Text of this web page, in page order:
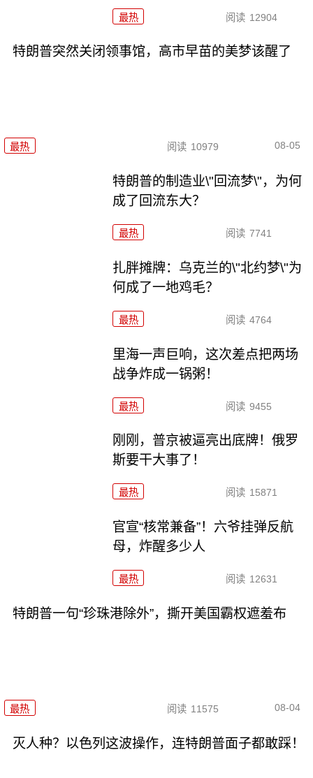
最热 阅读 12904
特朗普突然关闭领事馆，高市早苗的美梦该醒了
最热 阅读 10979 08-05
特朗普的制造业\"回流梦\"，为何
成了回流东大？
最热 阅读 7741
扎胖摊牌：乌克兰的\"北约梦\"为
何成了一地鸡毛？
最热 阅读 4764
里海一声巨响，这次差点把两场
战争炸成一锅粥！
最热 阅读 9455
刚刚，普京被逼亮出底牌！俄罗
斯要干大事了！
最热 阅读 15871
官宣“核常兼备”！六爷挂弹反航
母，炸醒多少人
最热 阅读 12631
特朗普一句“珍珠港除外”，撕开美国霸权遮羞布
最热 阅读 11575 08-04
灭人种？以色列这波操作，连特朗普面子都敢踩！